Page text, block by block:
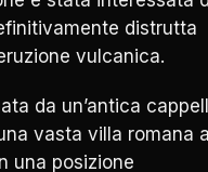
distrutta
vulcanica.
da un’antica
vasta villa romana
una posizione